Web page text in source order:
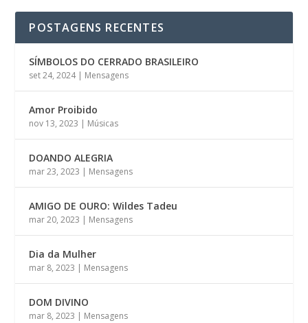
POSTAGENS RECENTES
SÍMBOLOS DO CERRADO BRASILEIRO
set 24, 2024| Mensagens
Amor Proibido
nov 13, 2023 | Músicas
DOANDO ALEGRIA
mar 23, 2023 | Mensagens
AMIGO DE OURO: Wildes Tadeu
mar 20, 2023 | Mensagens
Dia da Mulher
mar 8, 2023 | Mensagens
DOM DIVINO
mar 8, 2023 | Mensagens